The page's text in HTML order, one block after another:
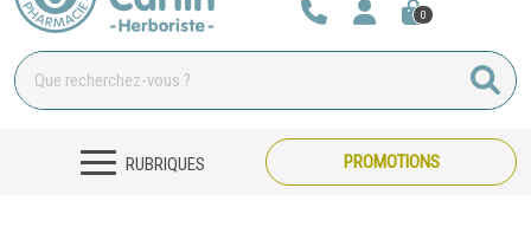
0
RUBRIQUES PROMOTIONS